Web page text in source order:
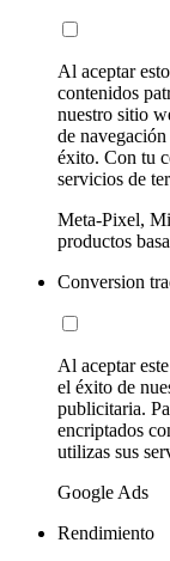
Al aceptar
contenidos
nuestro sitio
de
éxito. Con tu
servicios de
Meta-Pixel,
productos
Conversion
Al aceptar
el éxito de
publicitaria.
encriptados
utilizas sus
Google Ads
Rendimiento